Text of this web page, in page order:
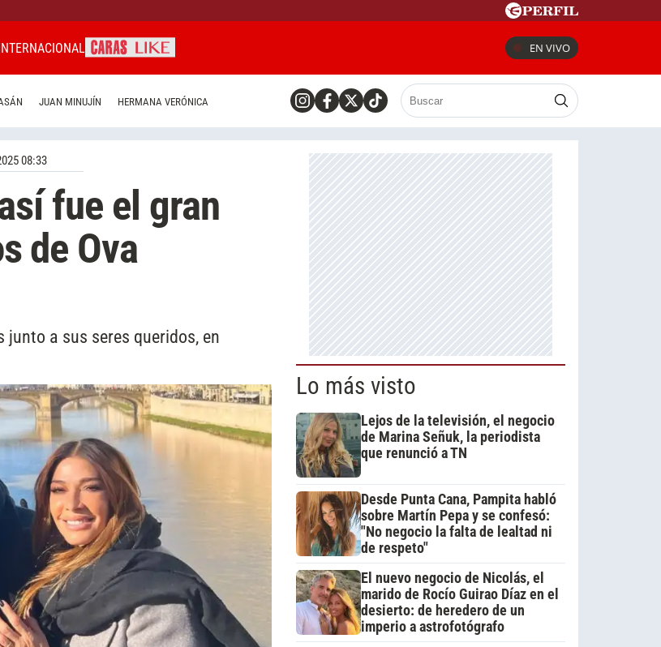
EN VIVO
JUAN MINUJÍN HERMANA VERÓNICA
08:33
fue el gran
de Ova
junto a sus seres queridos, en
Lo más visto
Lejos de la televisión, el negocio
de Marina Señuk, la periodista
que renunció a TN
Desde Punta Cana, Pampita habló
sobre Martín Pepa y se confesó:
"No negocio la falta de lealtad ni
de respeto"
El nuevo negocio de Nicolás, el
marido de Rocío Guirao Díaz en el
desierto: de heredero de un
imperio a astrofotógrafo